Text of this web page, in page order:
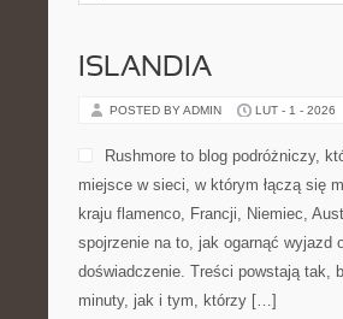
ISLANDIA
POSTED BY ADMIN LUT - 1 - 2026
Rushmore to blog podróżniczy,
miejsce w sieci, w którym łączą się
kraju flamenco, Francji, Niemiec,
spojrzenie na to, jak ogarnąć wyjazd
doświadczenie. Treści powstają tak,
minuty, jak i tym, którzy […]